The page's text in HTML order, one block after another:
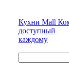
Кухни Mall
доступный
каждому